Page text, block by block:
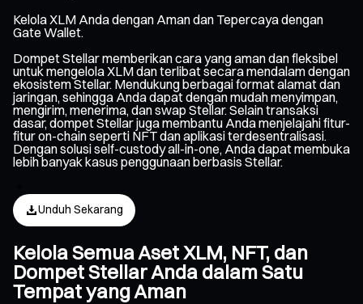
Kelola XLM Anda dengan Aman dan Tepercaya dengan
Gate Wallet.
Dompet Stellar memberikan cara yang aman dan fleksibel
untuk mengelola XLM dan terlibat secara mendalam dengan
ekosistem Stellar. Mendukung berbagai format alamat dan
jaringan, sehingga Anda dapat dengan mudah menyimpan,
mengirim, menerima, dan swap Stellar. Selain transaksi
dasar, dompet Stellar juga membantu Anda menjelajahi fitur-
fitur on-chain seperti NFT dan aplikasi terdesentralisasi.
Dengan solusi self-custody all-in-one, Anda dapat membuka
lebih banyak kasus penggunaan berbasis Stellar.
Unduh Sekarang
Kelola Semua Aset XLM, NFT, dan
Dompet Stellar Anda dalam Satu
Tempat yang Aman